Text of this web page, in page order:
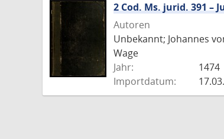
2 Cod. Ms. jurid. 391
Autoren
Unbekannt; Johannes
Wage
Jahr:
1474
Importdatum: